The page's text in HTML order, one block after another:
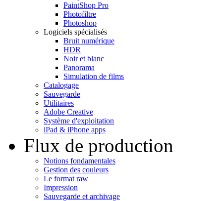
PaintShop Pro
Photofiltre
Photoshop
Logiciels spécialisés
Bruit numérique
HDR
Noir et blanc
Panorama
Simulation de films
Catalogage
Sauvegarde
Utilitaires
Adobe Creative
Système d'exploitation
iPad & iPhone apps
Flux de production
Notions fondamentales
Gestion des couleurs
Le format raw
Impression
Sauvegarde et archivage